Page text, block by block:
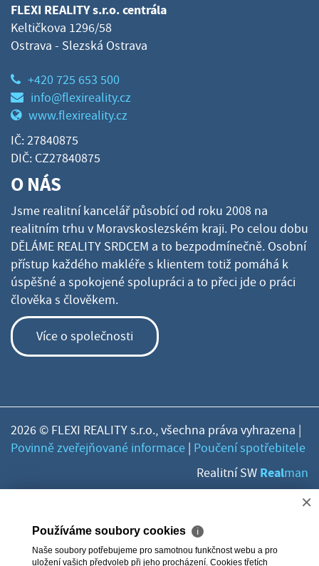
FLEXI REALITY s.r.o. centrála
Keltičkova 1296/58
Ostrava - Slezská Ostrava
+420 725 653 500
info@flexireality.cz
www.flexireality.cz
IČ: 27840875
DIČ: CZ27840875
O NÁS
Jsme realitní kancelář působící od roku 2008 na
realitním trhu v Moravskoslezském kraji. Po celou dobu
DĚLÁME REALITY SRDCEM a to bezpodmínečně. Osobní
přístup každého makléře s klientem totiž pomáhá k
úspěšné a spokojené spolupráci a to přeci jde o práci
člověka s člověkem.
Více o společnosti
2026 © FLEXI REALITY s.r.o., všechna práva vyhrazena |
Povinně zveřejňované informace | Poučení spotřebitele
Realitní SW Realman
×
Používáme soubory cookies ℹ
Naše soubory potřebujeme pro samotnou funkčnost webu a pro
uložení vašich předvoleb při jeho procházení. Cookies třetích